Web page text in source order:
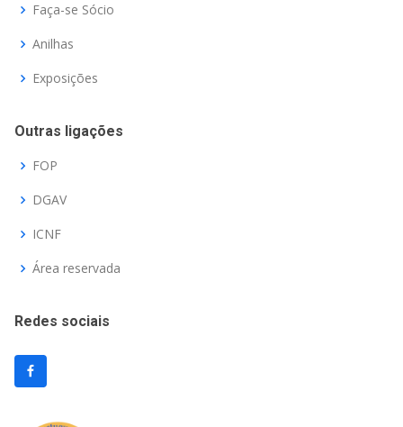
Faça-se Sócio
Anilhas
Exposições
Outras ligações
FOP
DGAV
ICNF
Área reservada
Redes sociais